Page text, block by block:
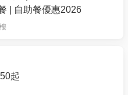
號舖
舖
| 自助餐優惠2026
起